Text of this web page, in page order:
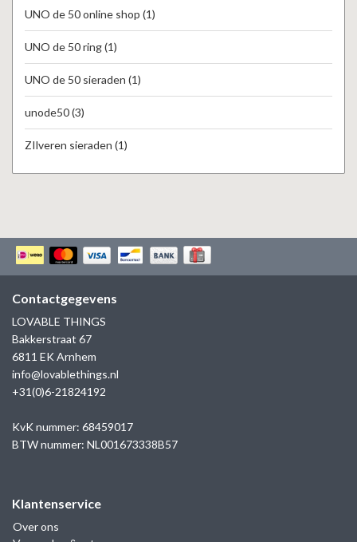
UNO de 50 online shop (1)
UNO de 50 ring(1)
UNO de 50 sieraden (1)
unode50(3)
ZIlveren sieraden (1)
Contactgegevens
LOVABLE THINGS
Bakkerstraat 67
6811 EK Arnhem
info@lovablethings.nl
+31(0)6-21824192
KvK nummer: 68459017
BTW nummer: NL001673338B57
Klantenservice
Over ons